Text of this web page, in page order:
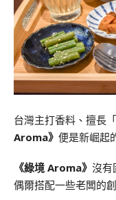
台灣主打香料、擅長
Aroma》 便是新崛起
《綠境 Aroma》 沒有
偶爾搭配一些老闆的